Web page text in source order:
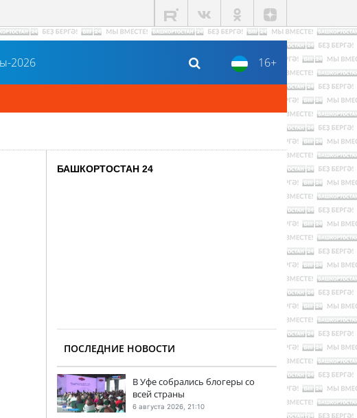
16+
2026
БАШКОРТОСТАН 24
ПОСЛЕДНИЕ НОВОСТИ
В Уфе собрались блогеры со
всей страны
6 августа 2026, 21:10